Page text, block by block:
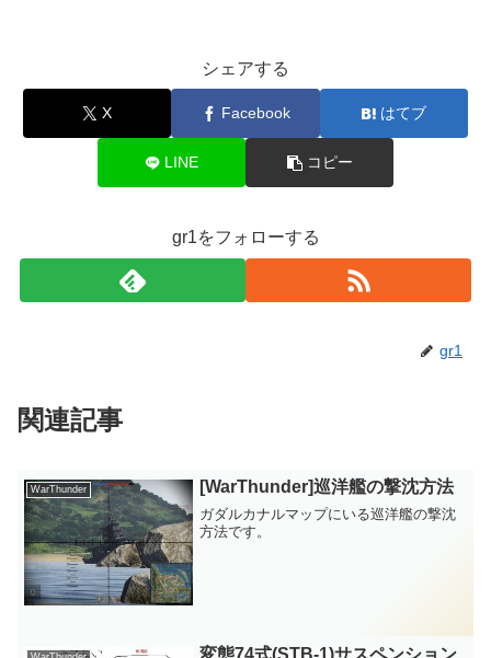
シェアする
X Facebook はてブ
LINE コピー
gr1をフォローする
gr1
関連記事
WarThunder [WarThunder]巡洋艦の撃沈方法
ガダルカナルマップにいる巡洋艦の撃沈
方法です。
変態74式(STB-1)サスペンション